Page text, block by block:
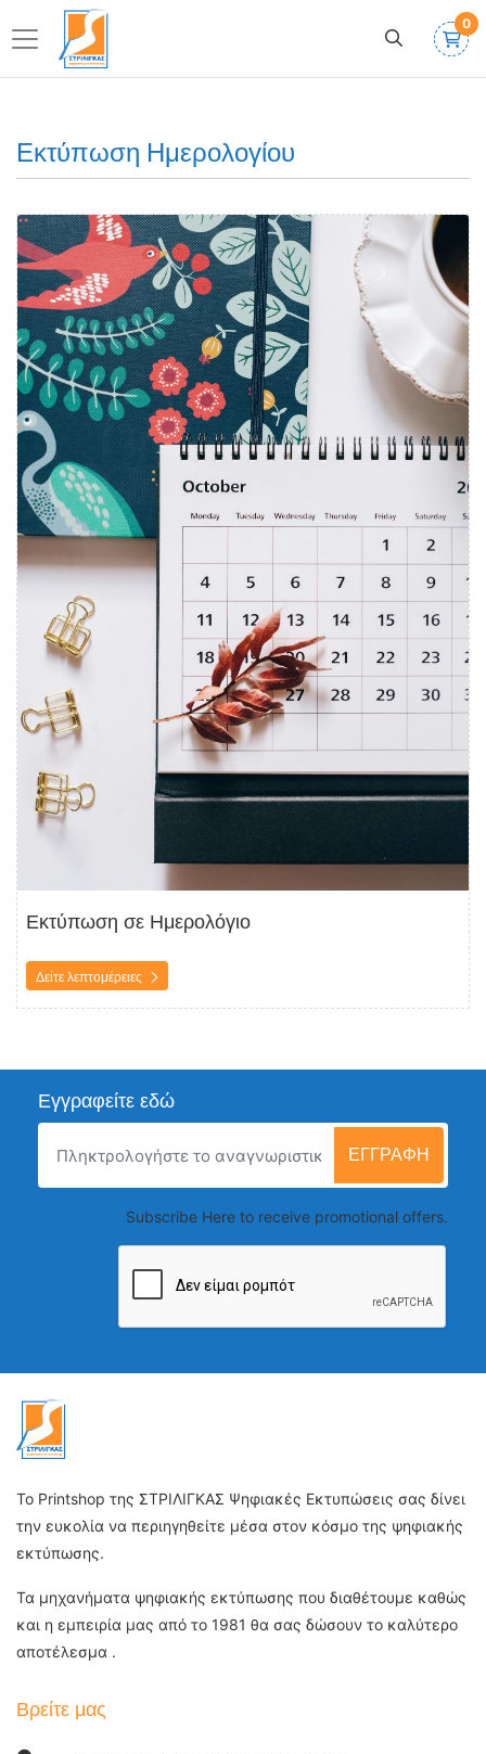
0
Εκτύπωση Ημερολογίου
Εκτύπωση σε Ημερολόγιο
Δείτε λεπτομέρειες
Δείτε λεπτομέρειες Εκτύπωση σε Ημερολόγιο
Εγγραφείτε εδώ
ΕΓΓΡΑΦΉ
Subscribe Here to receive promotional offers.
Το Printshop της ΣΤΡΙΛΙΓΚΑΣ Ψηφιακές Εκτυπώσεις σας δίνει
την ευκολία να περιηγηθείτε μέσα στον κόσμο της ψηφιακής
εκτύπωσης.
Τα μηχανήματα ψηφιακής εκτύπωσης που διαθέτουμε καθώς
και η εμπειρία μας από το 1981 θα σας δώσουν το καλύτερο
αποτέλεσμα .
Βρείτε μας